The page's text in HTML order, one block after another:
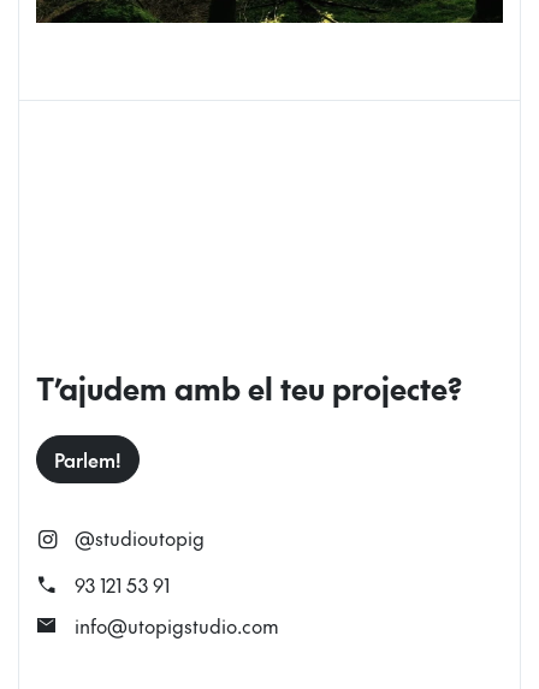
T’ajudem amb el teu projecte?
Parlem!
@studioutopig
call
93 121 53 91
mail
info@utopigstudio.com